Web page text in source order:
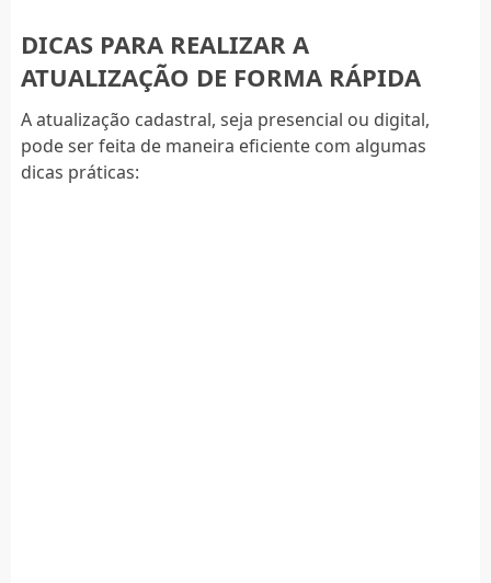
DICAS PARA REALIZAR A
ATUALIZAÇÃO DE FORMA RÁPIDA
A atualização cadastral, seja presencial ou digital,
pode ser feita de maneira eficiente com algumas
dicas práticas: